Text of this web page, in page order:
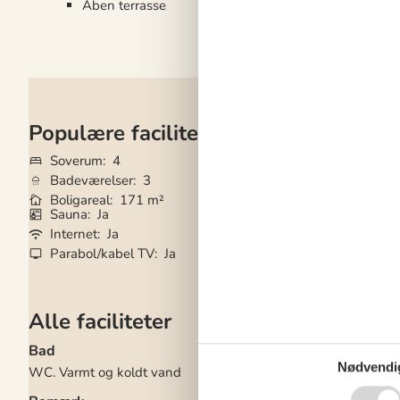
Åben terrasse
Populære faciliteter
Soverum 4
Badeværelser 3
Boligareal 171 m²
Sauna Ja
Internet Ja
Parabol/kabel TV Ja
Alle faciliteter
Bad
WC. Varmt og koldt vand